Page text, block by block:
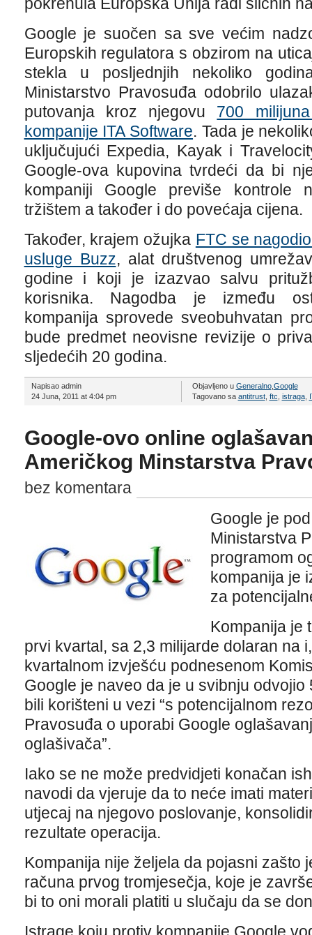
Google je suočen sa sve većim
Europskih regulatora s obzirom na
stekla u posljednjih nekoliko
Ministarstvo Pravosuđa odobrilo
putovanja kroz njegovu 700
kompanije ITA Software. Tada je
uključujući Expedia, Kayak i
Google-ova kupovina tvrdeći da bi
kompaniji Google previše kontrole
tržištem a također i do povećaja cijena.
Također, krajem ožujka FTC se
usluge Buzz, alat društvenog
godine i koji je izazvao salvu
korisnika. Nagodba je između
kompanija sprovede sveobuhvatan
bude predmet neovisne revizije o
sljedećih 20 godina.
Napisao admin
24 Juna, 2011 at 4:04 pm
Objavljeno u Generalno, Google
Tagovano sa antitrust, ftc istraga,
Google-ovo online
Američkog Minstarstva
bez komentara
Google je
Ministarstva
programom
kompanija je
za
Kompanija je
prvi kvartal, sa 2,3 milijarde dolaran na
kvartalnom izvješću podnesenom
Google je naveo da je u svibnju
bili korišteni u vezi “s potencijalnom
Pravosuđa o uporabi Google
oglašivača”.
Iako se ne može predvidjeti konačan
navodi da vjeruje da to neće imati
utjecaj na njegovo poslovanje,
rezultate operacija.
Kompanija nije željela da pojasni zašto
računa prvog tromjesečja, koje je
bi to oni morali platiti u slučaju da se